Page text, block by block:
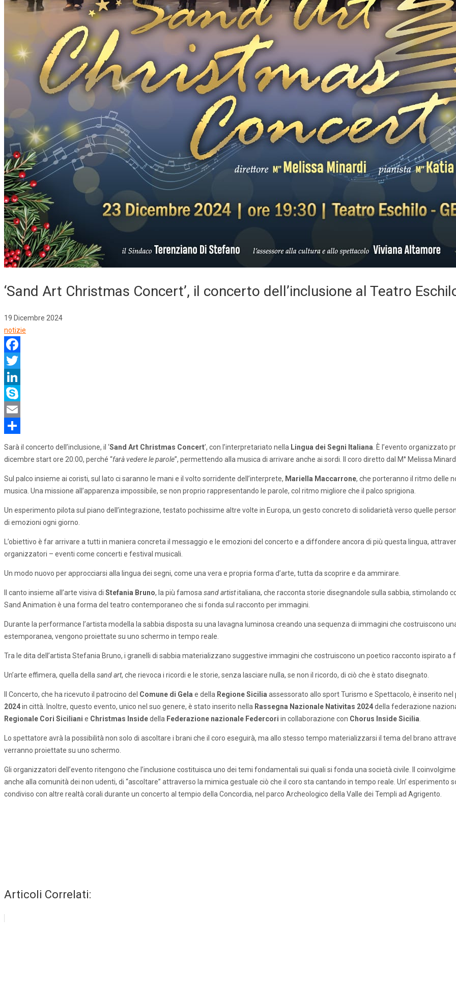
‘Sand Art Christmas Concert’, il concerto dell’inclusione al Teatro
19 Dicembre 2024
notizie
Facebook
Twitter
LinkedIn
Skype
Email
Sarà il concerto dell’inclusione, il ‘Sand Art Christmas Concert’, con l’interpretariato nella Lingua dei Segni Italiana . È l’evento organizzato
dicembre start ore 20:00, perché “farà vedere le parole”, permettendo alla musica di arrivare anche ai sordi. Il coro diretto dal M° Melissa
Sul palco insieme ai coristi, sul lato ci saranno le mani e il volto sorridente dell’interprete, Mariella Maccarrone, che porteranno il ritmo delle
musica. Una missione all’apparenza impossibile, se non proprio rappresentando le parole, col ritmo migliore che il palco sprigiona.
Un esperimento pilota sul piano dell’integrazione, testato pochissime altre volte in Europa, un gesto concreto di solidarietà verso quelle
di emozioni ogni giorno.
L’obiettivo è far arrivare a tutti in maniera concreta il messaggio e le emozioni del concerto e a diffondere ancora di più questa lingua,
organizzatori – eventi come concerti e festival musicali.
Un modo nuovo per approcciarsi alla lingua dei segni, come una vera e propria forma d’arte, tutta da scoprire e da ammirare.
Il canto insieme all’arte visiva di Stefania Bruno, la più famosa sand artistitaliana, che racconta storie disegnandole sulla sabbia, stimolando
Sand Animation è una forma del teatro contemporaneo che si fonda sul racconto per immagini.
Durante la performance l’artista modella la sabbia disposta su una lavagna luminosa creando una sequenza di immagini che costruiscono
estemporanea, vengono proiettate su uno schermo in tempo reale.
Tra le dita dell’artista Stefania Bruno, i granelli di sabbia materializzano suggestive immagini che costruiscono un poetico racconto ispirato
Un’arte effimera, quella della sand art, che rievoca i ricordi e le storie, senza lasciare nulla, se non il ricordo, di ciò che è stato disegnato.
Il Concerto, che ha ricevuto il patrocino del Comune di Gela e della Regione Sicilia assessorato allo sport Turismo e Spettacolo, è inserito
2024in città. Inoltre, questo evento, unico nel suo genere, è stato inserito nella Rassegna Nazionale Nativitas 2024della federazione
Regionale Cori Siciliani e Christmas Insidedella Federazione nazionale Federcori in collaborazione con Chorus Inside Sicilia
Lo spettatore avrà la possibilità non solo di ascoltare i brani che il coro eseguirà, ma allo stesso tempo materializzarsi il tema del brano
verranno proiettate su uno schermo.
Gli organizzatori dell’evento ritengono che l’inclusione costituisca uno dei temi fondamentali sui quali si fonda una società civile. Il
anche alla comunità dei non udenti, di “ascoltare” attraverso la mimica gestuale ciò che il coro sta cantando in tempo reale. Un’
condiviso con altre realtà corali durante un concerto al tempio della Concordia, nel parco Archeologico della Valle dei Templi ad Agrigento.
Articoli Correlati: